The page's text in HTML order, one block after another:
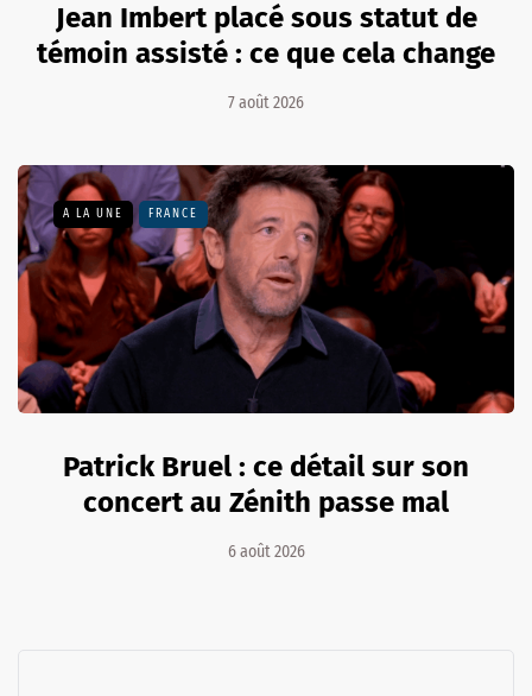
Jean Imbert placé sous statut de
témoin assisté : ce que cela change
7 août 2026
A LA UNE FRANCE
Patrick Bruel : ce détail sur son
concert au Zénith passe mal
6 août 2026